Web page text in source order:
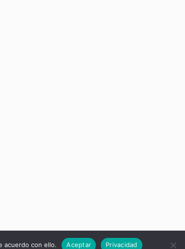
acuerdo con ello. Aceptar Privacidad